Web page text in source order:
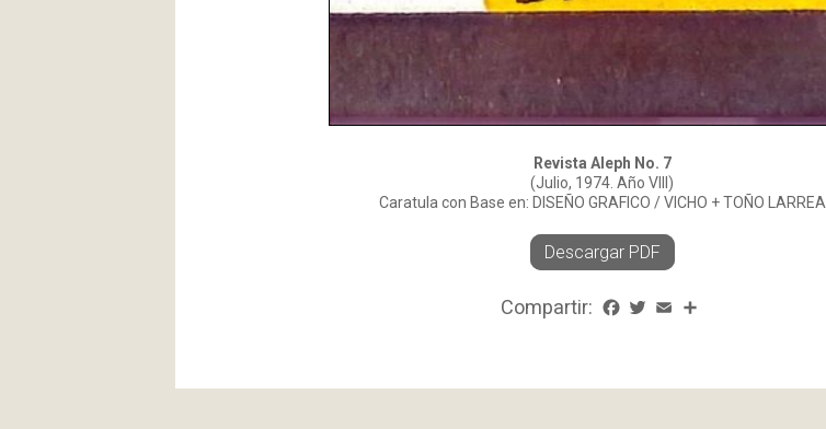
Revista Aleph No. 7
(Julio, 1974. Año VIII)
Caratula con Base en: DISEÑO GRAFICO / VICHO + TOÑO LARREA
Descargar PDF
Compartir: Facebook
Twitter
Email